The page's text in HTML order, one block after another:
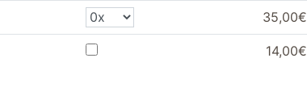
35,00€
14,00€